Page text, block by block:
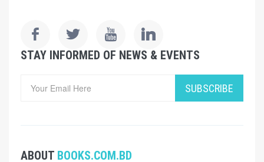
STAY INFORMED OF NEWS & EVENTS
SUBSCRIBE
ABOUT BOOKS.COM.BD